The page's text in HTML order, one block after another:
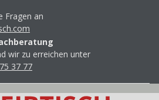
Fragen an
wir zu erreichen unter
37 77